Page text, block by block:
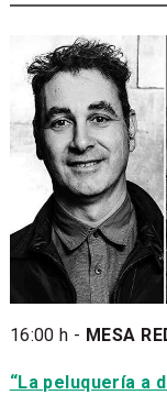
16:00 h - MESA
“La peluquería a